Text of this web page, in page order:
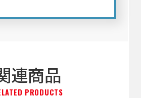
連商品
PRODUCTS